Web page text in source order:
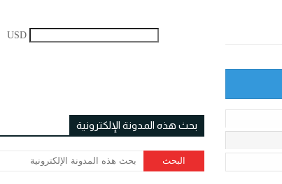
USD
بحث هذه المدونة الإلكترونية